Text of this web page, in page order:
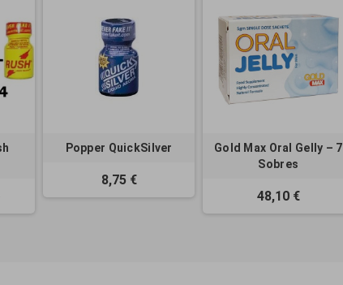
Popper QuickSilver
8,75 €
Gold Max Oral Gelly – 7
Sobres
48,10 €